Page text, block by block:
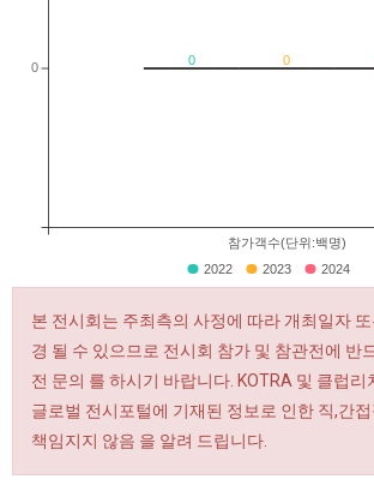
0 0
참가객수(단위:백명)
0
2022 2023 2024
본 전시회는 주최측의 사정에 따라 개최일자
경 될 수 있으므로 전시회 참가 및 참관전에 반
전 문의 를 하시기 바랍니다. KOTRA 및 클럽
글로벌 전시포털에 기재된 정보로 인한 직,간
책임지지 않음 을 알려 드립니다.